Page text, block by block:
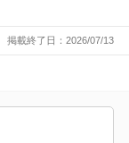
掲載終了日：2026/07/13